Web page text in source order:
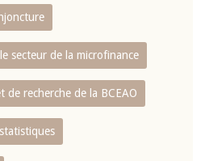
secteur de la microfinance
de recherche de la BCEAO